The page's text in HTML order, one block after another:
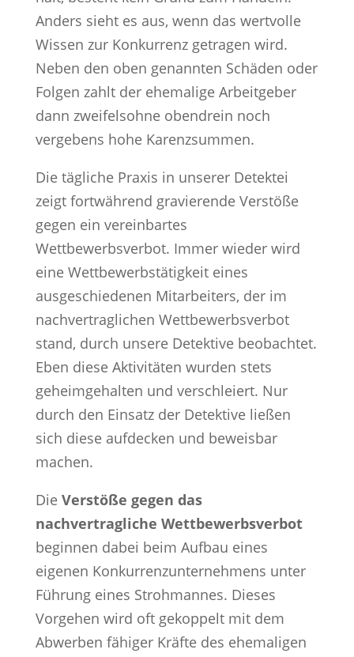
Anders sieht es aus, wenn das wertvolle
Wissen zur Konkurrenz getragen wird.
Neben den oben genannten Schäden oder
Folgen zahlt der ehemalige Arbeitgeber
dann zweifelsohne obendrein noch
vergebens hohe Karenzsummen.
Die tägliche Praxis in unserer Detektei
zeigt fortwährend gravierende Verstöße
gegen ein vereinbartes
Wettbewerbsverbot. Immer wieder wird
eine Wettbewerbstätigkeit eines
ausgeschiedenen Mitarbeiters, der im
nachvertraglichen Wettbewerbsverbot
stand, durch unsere Detektive beobachtet.
Eben diese Aktivitäten wurden stets
geheimgehalten und verschleiert. Nur
durch den Einsatz der Detektive ließen
sich diese aufdecken und beweisbar
machen.
Die Verstöße gegen das
nachvertragliche Wettbewerbsverbot
beginnen dabei beim Aufbau eines
eigenen Konkurrenzunternehmens unter
Führung eines Strohmannes. Dieses
Vorgehen wird oft gekoppelt mit dem
Abwerben fähiger Kräfte des ehemaligen